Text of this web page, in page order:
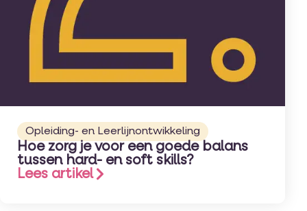
Opleiding- en Leerlijnontwikkeling
Hoe zorg je voor een goede balans
tussen hard- en soft skills?
Lees artikel